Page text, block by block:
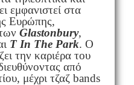
εμφανιστεί στα
Ευρώπης,
Glastonbury,
T In The Park. Ο
την καριέρα του
από
μέχρι τζαζ bands